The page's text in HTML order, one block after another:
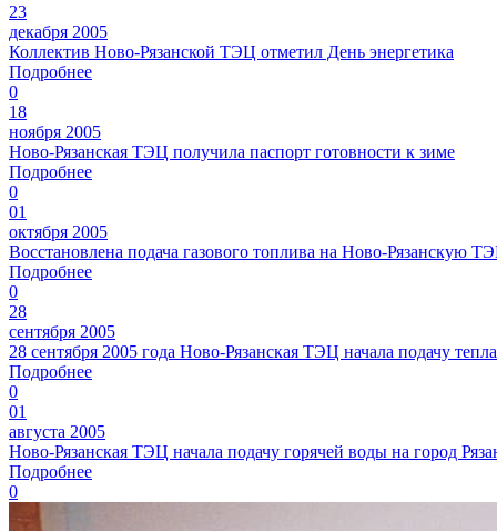
23
декабря 2005
Коллектив Ново-Рязанской ТЭЦ отметил День энергетика
Подробнее
0
18
ноября 2005
Ново-Рязанская ТЭЦ получила паспорт готовности к зиме
Подробнее
0
01
октября 2005
Восстановлена подача газового топлива на Ново-Рязанскую
Подробнее
0
28
сентября 2005
28 сентября 2005 года Ново-Рязанская ТЭЦ начала подачу
Подробнее
0
01
августа 2005
Ново-Рязанская ТЭЦ начала подачу горячей воды на город
Подробнее
0